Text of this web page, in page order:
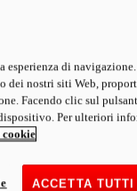
di marcia
€ i
esperienza di
nostri siti Web,
Facendo clic sul
Per ulteriori
ACCETTA